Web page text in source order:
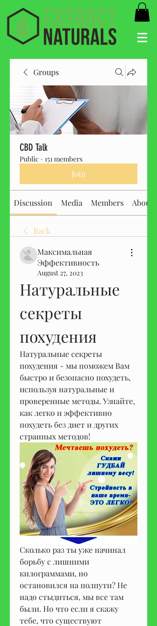
Groups
CBD Talk
Public · 151 members
Join
Discussion Media Members About
Back
Максимальная
Эффективность
August 27, 2023
Натуральные
секреты
похудения
Натуральные секреты
похудения - мы поможем Вам
быстро и безопасно похудеть,
используя натуральные и
проверенные методы. Узнайте,
как легко и эффективно
похудеть без диет и других
странных методов!
Сколько раз ты уже начинал
борьбу с лишними
килограммами, но
остановился на полпути? Не
надо стыдиться, мы все там
были. Но что если я скажу
тебе, что существуют